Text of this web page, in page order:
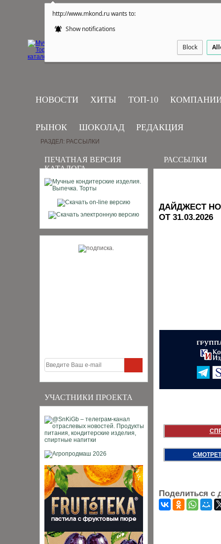
http://www.mkond.ru wants to:
Show notifications
Block
НОВОСТИ ХИТЫ ТОП-10
РЫНОК ШОКОЛАД РЕДАКЦИЯ
ПЕЧАТНАЯ ВЕРСИЯ
КАТАЛОГА
УЧАСТНИКИ ПРОЕКТА
РАЗДЕЛ: РАССЫЛКИ
РАССЫЛКИ
ДАЙДЖЕСТ
ОТ 31.03.2026
Поделиться с